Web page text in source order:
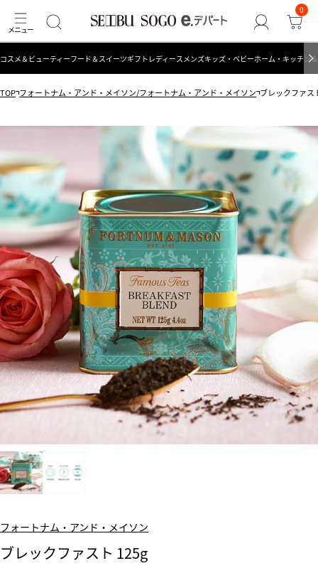
0
コスメ＆ビューティーフード＆スイーツギフト レディース メンズキッズ・ベビーホーム・キッチン
TOP フォートナム・アンド・メイソン/フォートナム・アンド・メイソン ブレックファス
フォートナム・アンド・メイソン
ブレックファスト 125g